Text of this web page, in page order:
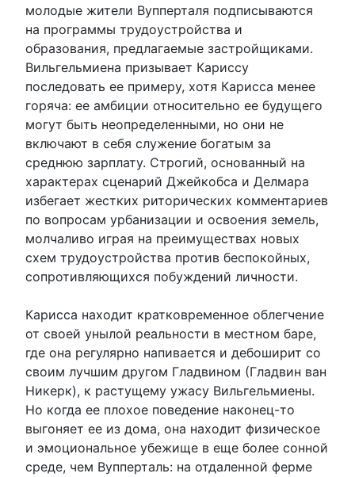
молодые жители Вупперталя подписываются
на программы трудоустройства и
образования, предлагаемые застройщиками.
Вильгельмиена призывает Кариссу
последовать ее примеру, хотя Карисса менее
горяча: ее амбиции относительно ее будущего
могут быть неопределенными, но они не
включают в себя служение богатым за
среднюю зарплату. Строгий, основанный на
характерах сценарий Джейкобса и Делмара
избегает жестких риторических комментариев
по вопросам урбанизации и освоения земель,
молчаливо играя на преимуществах новых
схем трудоустройства против беспокойных,
сопротивляющихся побуждений личности.
Карисса находит кратковременное облегчение
от своей унылой реальности в местном баре,
где она регулярно напивается и дебоширит со
своим лучшим другом Гладвином (Гладвин ван
Никерк), к растущему ужасу Вильгельмиены.
Но когда ее плохое поведение наконец-то
выгоняет ее из дома, она находит физическое
и эмоциональное убежище в еще более сонной
среде, чем Вупперталь: на отдаленной ферме